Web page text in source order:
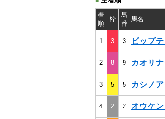
着
順
枠
馬
番
馬名
1 3 3 ビップ
2 8 9 カオリナ
3 5 5 カシノ
4 2 2 オウケ